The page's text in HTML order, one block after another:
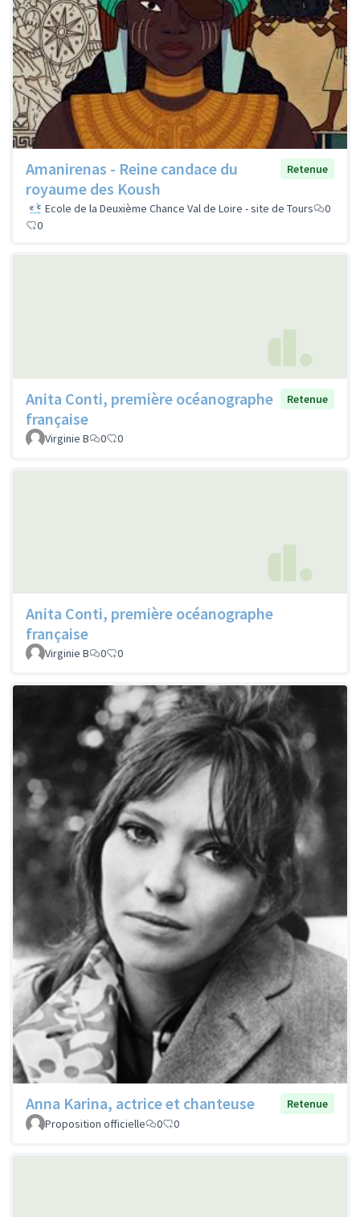
Amanirenas - Reine candace du
royaume des Koush
Retenue
Ecole de la Deuxième Chance Val de Loire - site de Tours
0
0
Anita Conti, première océanographe
française
Retenue
Virginie B 0 0
Anita Conti, première océanographe
française
Virginie B 0 0
Anna Karina, actrice et chanteuse
Retenue
Proposition officielle
0 0